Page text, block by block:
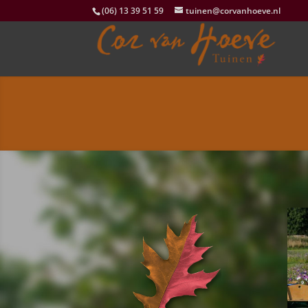
(06) 13 39 51 59 tuinen@corvanhoeve.nl